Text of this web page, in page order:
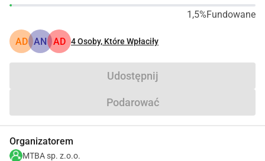
1,5%Fundowane
AD AN AD 4Osoby, Które Wpłaciły
Udostępnij
Podarować
Organizatorem
MTBA sp. z.o.o.